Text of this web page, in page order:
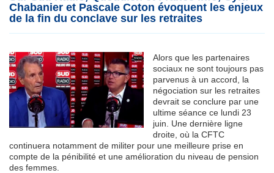
Chabanier et Pascale Coton évoquent les enjeux
de la fin du conclave sur les retraites
Alors que les partenaires
sociaux ne sont toujours pas
parvenus à un accord, la
négociation sur les retraites
devrait se conclure par une
ultime séance ce lundi 23
juin. Une dernière ligne
droite, où la CFTC
continuera notamment de militer pour une meilleure prise en
compte de la pénibilité et une amélioration du niveau de pension
des femmes.